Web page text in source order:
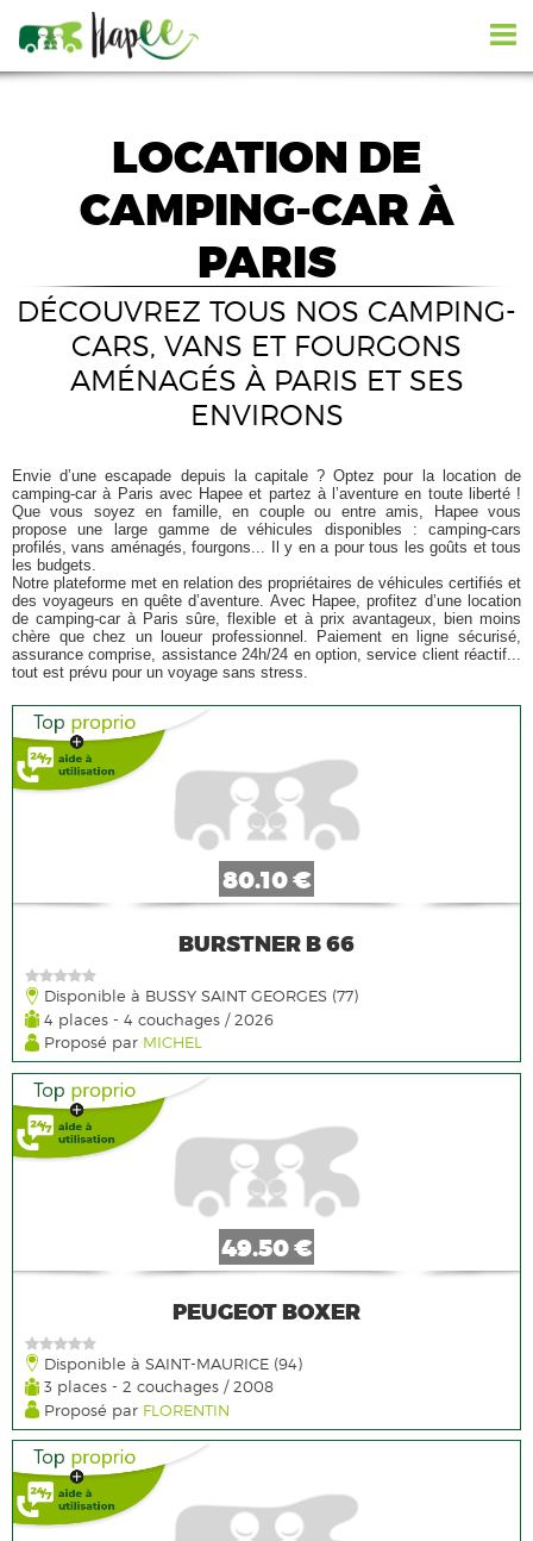
LOCATION DE
CAMPING-CAR À
PARIS
DÉCOUVREZ TOUS NOS CAMPING-
CARS, VANS ET FOURGONS
AMÉNAGÉS À PARIS ET SES
ENVIRONS
Envie d’une escapade depuis la capitale ? Optez pour la location de
camping-car à Paris avec Hapee et partez à l’aventure en toute liberté !
Que vous soyez en famille, en couple ou entre amis, Hapee vous
propose une large gamme de véhicules disponibles : camping-cars
profilés, vans aménagés, fourgons... Il y en a pour tous les goûts et tous
les budgets.
Notre plateforme met en relation des propriétaires de véhicules certifiés et
des voyageurs en quête d’aventure. Avec Hapee, profitez d’une location
de camping-car à Paris sûre, flexible et à prix avantageux, bien moins
chère que chez un loueur professionnel. Paiement en ligne sécurisé,
assurance comprise, assistance 24h/24 en option, service client réactif...
tout est prévu pour un voyage sans stress.
80.10 €
BURSTNER B 66
Disponible à BUSSY SAINT GEORGES (77)
4 places - 4 couchages / 2026
Proposé par MICHEL
49.50 €
PEUGEOT BOXER
Disponible à SAINT-MAURICE (94)
3 places - 2 couchages / 2008
Proposé par FLORENTIN